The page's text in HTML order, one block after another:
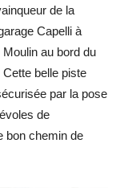
de la
Capelli à
au bord du
belle piste
par la pose
de
bon chemin de